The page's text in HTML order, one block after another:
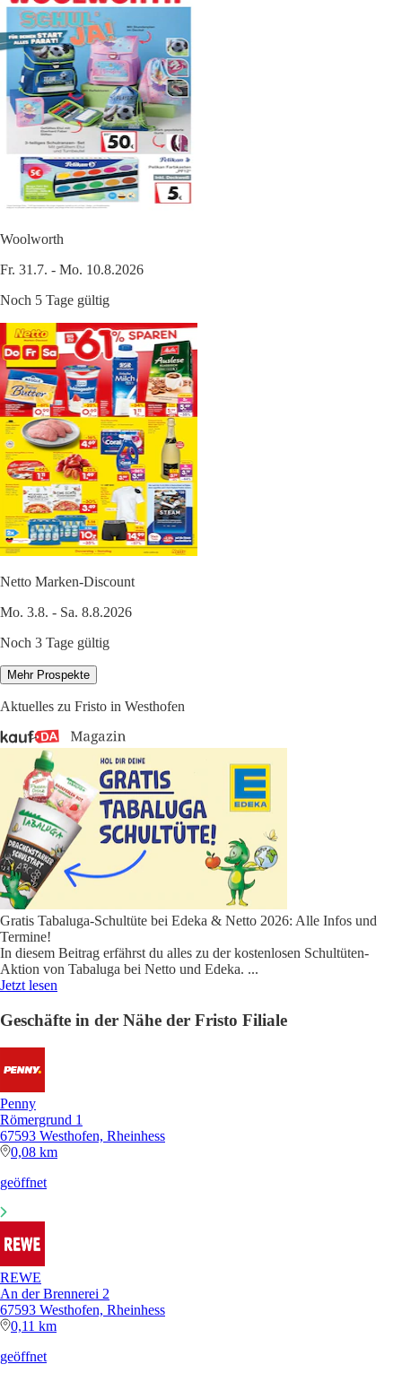
Woolworth
Fr. 31.7. - Mo. 10.8.2026
Noch 5 Tage gültig
Netto Marken-Discount
Mo. 3.8. - Sa. 8.8.2026
Noch 3 Tage gültig
Mehr Prospekte
Aktuelles zu Fristo in Westhofen
Gratis Tabaluga-Schultüte bei Edeka & Netto 2026: Alle Infos und
Termine!
In diesem Beitrag erfährst du alles zu der kostenlosen Schultüten-
Aktion von Tabaluga bei Netto und Edeka. ...
Jetzt lesen
Geschäfte in der Nähe der Fristo Filiale
Penny
Römergrund 1
67593 Westhofen, Rheinhess
0,08 km
geöffnet
REWE
An der Brennerei 2
67593 Westhofen, Rheinhess
0,11 km
geöffnet